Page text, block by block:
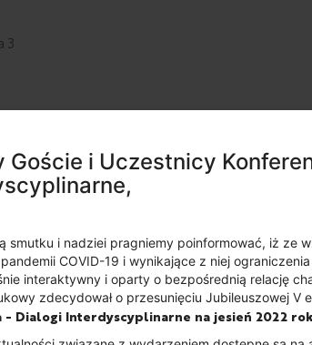
3
Śląskich we Wrocławiu
Goście i Uczestnicy
smutku i nadziei pragniemy poinformować, iż ze
COVID-19 i wynikające z niej
interaktywny i oparty o bezpośrednią relację
zdecydował o przesunięciu Jubileuszowej V
- Dialogi Interdyscyplinarne na jesień 2022